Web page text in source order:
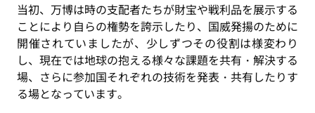
当初、万博は時の支配者たちが財宝や戦利品を展示する
ことにより自らの権勢を誇示したり、国威発揚のために
開催されていましたが、少しずつその役割は様変わり
し、現在では地球の抱える様々な課題を共有・解決する
場、さらに参加国それぞれの技術を発表・共有したりす
る場となっています。